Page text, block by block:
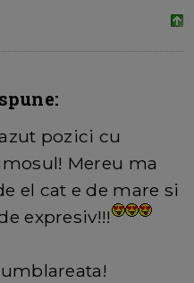
pozici cu
Mereu ma
el cat e de mare si
expresiv!!!